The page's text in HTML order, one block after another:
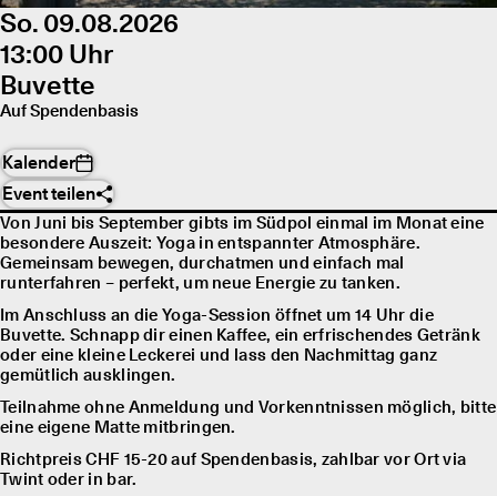
So. 09.08.2026
13:00 Uhr
Buvette
Auf Spendenbasis
Kalender
Event teilen
Von Juni bis September gibts im Südpol einmal im Monat eine
besondere Auszeit: Yoga in entspannter Atmosphäre.
Gemeinsam bewegen, durchatmen und einfach mal
runterfahren – perfekt, um neue Energie zu tanken.
Im Anschluss an die Yoga-Session öffnet um 14 Uhr die
Buvette. Schnapp dir einen Kaffee, ein erfrischendes Getränk
oder eine kleine Leckerei und lass den Nachmittag ganz
gemütlich ausklingen.
Teilnahme ohne Anmeldung und Vorkenntnissen möglich, bitte
eine eigene Matte mitbringen.
Richtpreis CHF 15-20 auf Spendenbasis, zahlbar vor Ort via
Twint oder in bar.